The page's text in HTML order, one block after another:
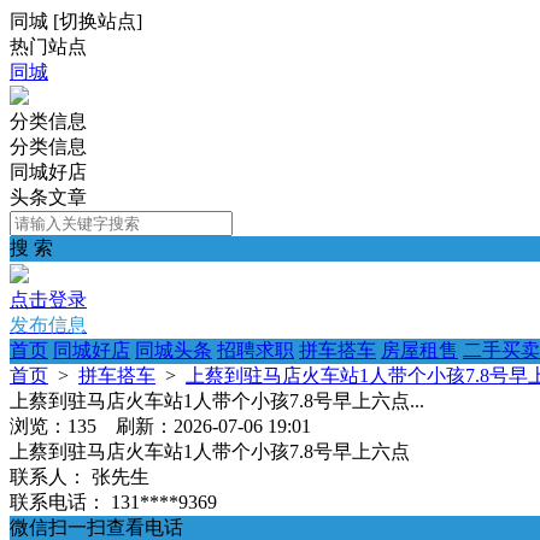
同城 [切换站点]
热门站点
同城
分类信息
分类信息
同城好店
头条文章
搜 索
点击登录
发布信息
首页 同城好店 同城头条 招聘求职 拼车搭车 房屋租售 二手买卖
首页 > 拼车搭车 >
上蔡到驻马店火车站1人带个小孩7.8号早
上蔡到驻马店火车站1人带个小孩7.8号早上六点...
浏览：135 刷新：2026-07-06 19:01
上蔡到驻马店火车站1人带个小孩7.8号早上六点
联系人：
张先生
联系电话：
131****9369
微信扫一扫查看电话